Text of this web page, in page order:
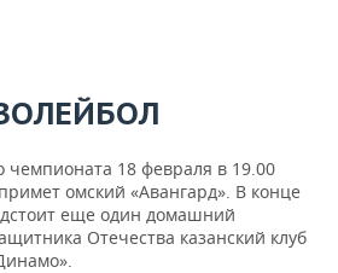
чемпионата 18 февраля в 19.00
омский «Авангард». В конце
еще один домашний
Отечества казанский клуб